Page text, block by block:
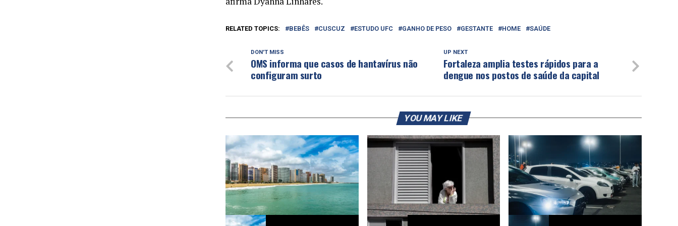
RELATED TOPICS: BEBÊS CUSCUZ ESTUDO UFC GANHO DE PESO GESTANTE HOME SAÚDE
UP NEXT
Fortaleza amplia testes rápidos para a
dengue nos postos de saúde da capital
DON'T MISS
OMS informa que casos de hantavírus não
configuram surto
YOU MAY LIKE